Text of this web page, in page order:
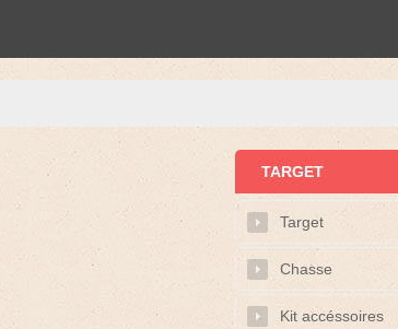
TARGET
Target
Chasse
Kit accéssoires